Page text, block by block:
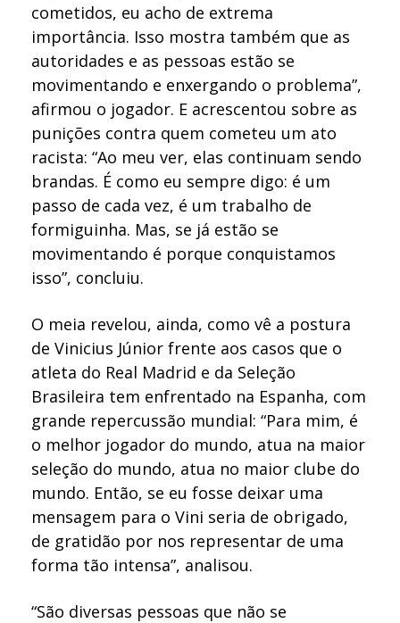
cometidos, eu acho de extrema
importância. Isso mostra também que as
autoridades e as pessoas estão se
movimentando e enxergando o problema”,
afirmou o jogador. E acrescentou sobre as
punições contra quem cometeu um ato
racista: “Ao meu ver, elas continuam sendo
brandas. É como eu sempre digo: é um
passo de cada vez, é um trabalho de
formiguinha. Mas, se já estão se
movimentando é porque conquistamos
isso”, concluiu.
O meia revelou, ainda, como vê a postura
de Vinicius Júnior frente aos casos que o
atleta do Real Madrid e da Seleção
Brasileira tem enfrentado na Espanha, com
grande repercussão mundial: “Para mim, é
o melhor jogador do mundo, atua na maior
seleção do mundo, atua no maior clube do
mundo. Então, se eu fosse deixar uma
mensagem para o Vini seria de obrigado,
de gratidão por nos representar de uma
forma tão intensa”, analisou.
“São diversas pessoas que não se